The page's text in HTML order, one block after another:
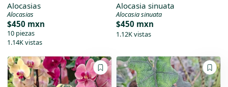
Alocasias
Alocasias
$450 mxn
10 piezas
1.14K vistas
Alocasia sinuata
Alocasia sinuata
$450 mxn
1.12K vistas